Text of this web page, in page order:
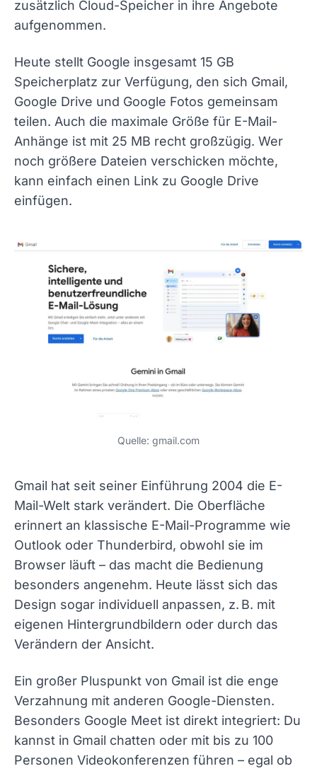
zusätzlich Cloud-Speicher in ihre Angebote
aufgenommen.
Heute stellt Google insgesamt 15 GB
Speicherplatz zur Verfügung, den sich Gmail,
Google Drive und Google Fotos gemeinsam
teilen. Auch die maximale Größe für E-Mail-
Anhänge ist mit 25 MB recht großzügig. Wer
noch größere Dateien verschicken möchte,
kann einfach einen Link zu Google Drive
einfügen.
Quelle: gmail.com
Gmail hat seit seiner Einführung 2004 die E-
Mail-Welt stark verändert. Die Oberfläche
erinnert an klassische E-Mail-Programme wie
Outlook oder Thunderbird, obwohl sie im
Browser läuft – das macht die Bedienung
besonders angenehm. Heute lässt sich das
Design sogar individuell anpassen, z. B. mit
eigenen Hintergrundbildern oder durch das
Verändern der Ansicht.
Ein großer Pluspunkt von Gmail ist die enge
Verzahnung mit anderen Google-Diensten.
Besonders Google Meet ist direkt integriert: Du
kannst in Gmail chatten oder mit bis zu 100
Personen Videokonferenzen führen – egal ob